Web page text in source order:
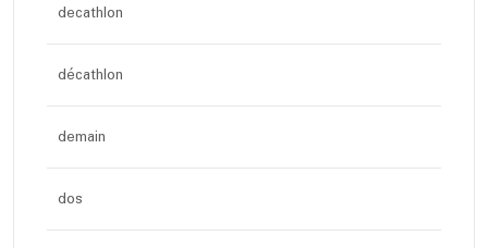
decathlon
décathlon
demain
dos